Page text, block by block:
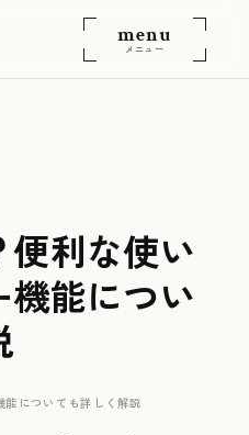
menu
メニュー
利な使い
能につい
についても詳しく解説